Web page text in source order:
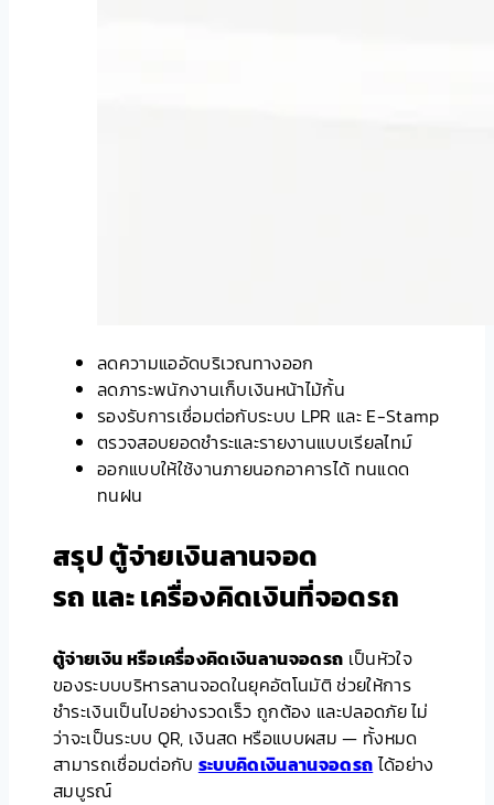
ลดความแออัดบริเวณทางออก
ลดภาระพนักงานเก็บเงินหน้าไม้กั้น
รองรับการเชื่อมต่อกับระบบ LPR และ E-Stamp
ตรวจสอบยอดชำระและรายงานแบบเรียลไทม์
ออกแบบให้ใช้งานภายนอกอาคารได้ ทนแดด
ทนฝน
สรุป ตู้จ่ายเงินลานจอด
รถ และ เครื่องคิดเงินที่จอดรถ
ตู้จ่ายเงิน หรือเครื่องคิดเงินลานจอดรถ เป็นหัวใจ
ของระบบบริหารลานจอดในยุคอัตโนมัติ ช่วยให้การ
ชำระเงินเป็นไปอย่างรวดเร็ว ถูกต้อง และปลอดภัย ไม่
ว่าจะเป็นระบบ QR, เงินสด หรือแบบผสม — ทั้งหมด
สามารถเชื่อมต่อกับ ระบบคิดเงินลานจอดรถ ได้อย่าง
สมบูรณ์